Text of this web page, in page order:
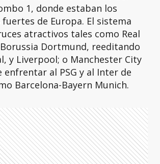
1, donde estaban los
de Europa. El sistema
atractivos tales como Real
Dortmund, reeditando
y Liverpool; o Manchester City
enfrentar al PSG y al Inter de
Barcelona-Bayern Munich.